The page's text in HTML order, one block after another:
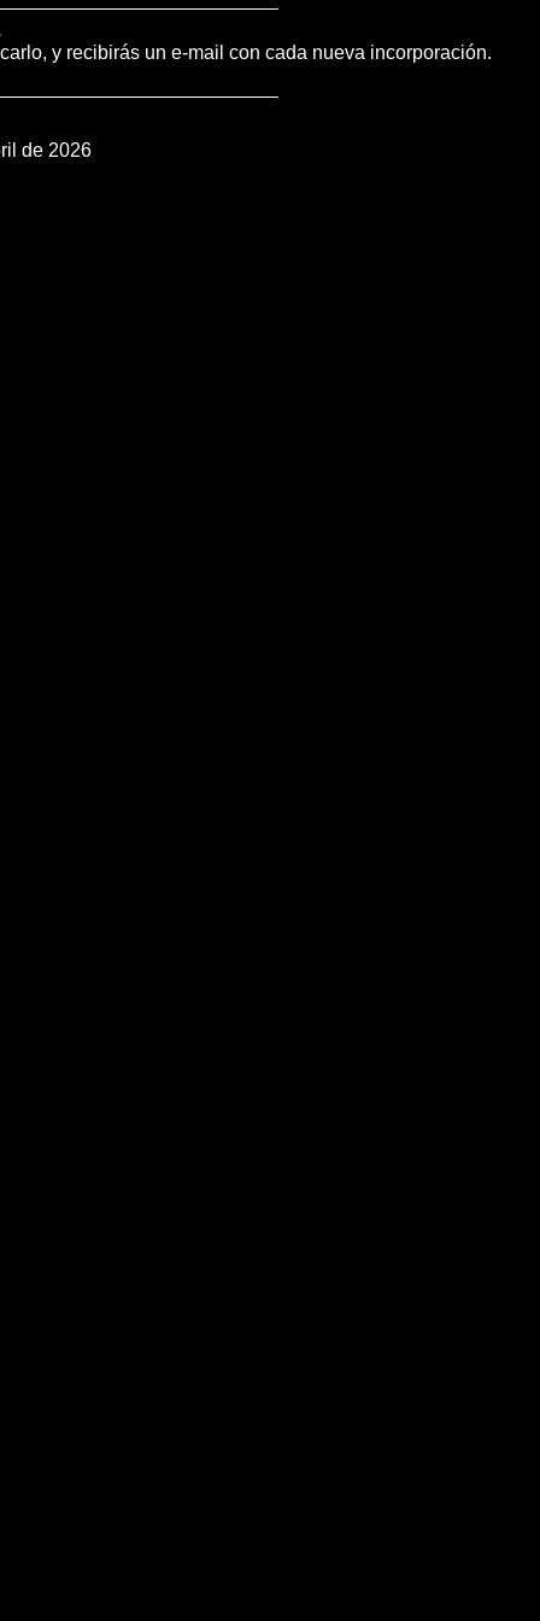
y recibirás un e-mail con cada nueva incorporación.
de 2026